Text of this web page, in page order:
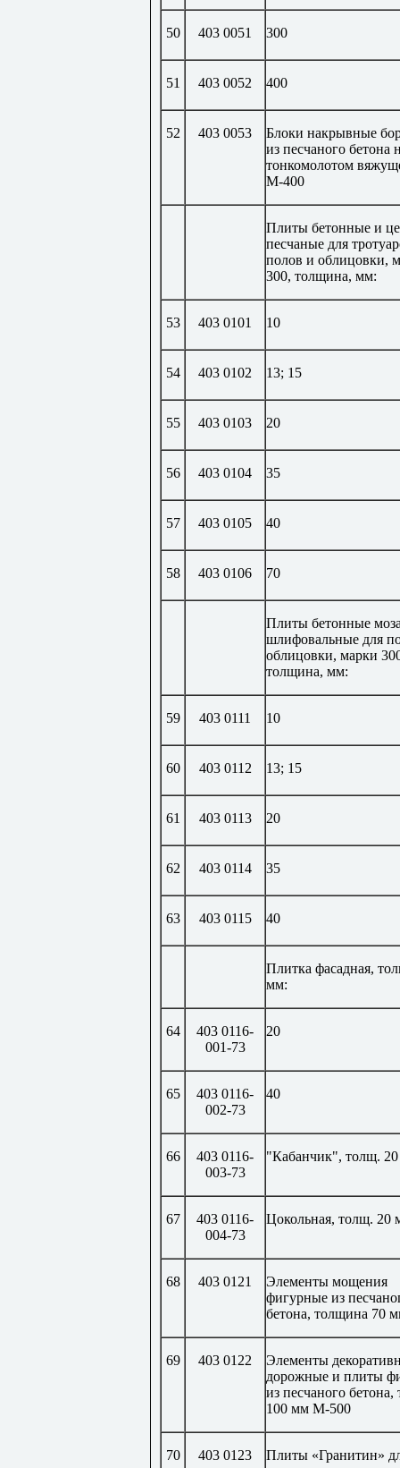
50 403 0051 300
51 403 0052 400
52 403 0053
Блоки накрывные
из песчаного бетона
тонкомолотом
М-400
Плиты бетонные и
песчаные для
полов и облицовки,
300, толщина, мм:
53 403 0101 10
54 403 0102 13; 15
55 403 0103 20
56 403 0104 35
57 403 0105 40
58 403 0106 70
Плиты бетонные
шлифовальные для
облицовки, марки
толщина, мм:
59 403 0111 10
60 403 0112 13; 15
61 403 0113 20
62 403 0114 35
63 403 0115 40
Плитка фасадная,
мм:
64
403 0116-
001-73
20
65
403 0116-
002-73
40
66
403 0116-
003-73
"Кабанчик", толщ.
67
403 0116-
004-73
Цокольная, толщ. 20
68 403 0121
Элементы мощения
фигурные из
бетона, толщина 70
69 403 0122
Элементы
дорожные и плиты
из песчаного
100 мм М-500
70 403 0123
Плиты «Гранитин»